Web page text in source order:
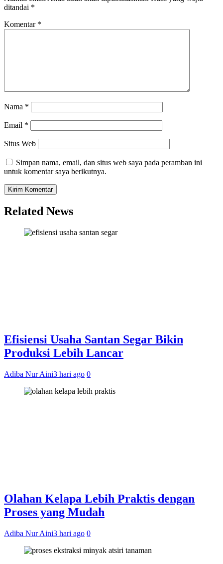
ditandai *
Komentar *
Nama *
Email *
Situs Web
Simpan nama, email, dan situs web saya pada peramban ini
untuk komentar saya berikutnya.
Related News
Efisiensi Usaha Santan Segar Bikin
Produksi Lebih Lancar
Adiba Nur Aini3 hari ago 0
Olahan Kelapa Lebih Praktis dengan
Proses yang Mudah
Adiba Nur Aini3 hari ago 0